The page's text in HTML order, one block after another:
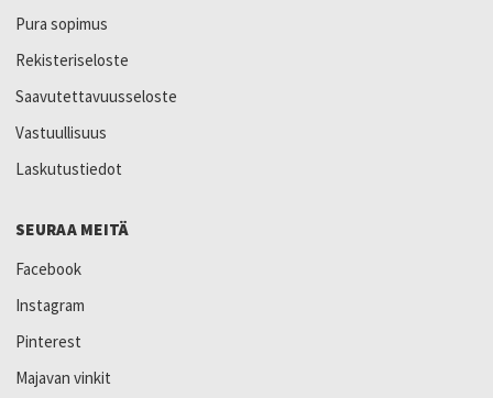
Pura sopimus
Rekisteriseloste
Saavutettavuusseloste
Vastuullisuus
Laskutustiedot
SEURAA MEITÄ
Facebook
Instagram
Pinterest
Majavan vinkit